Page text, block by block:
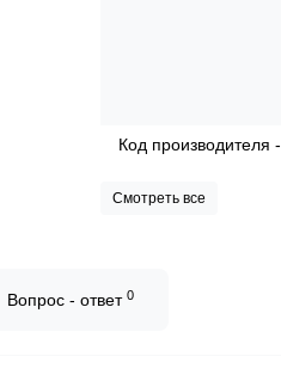
Код производителя -
Смотреть все
Вопрос - ответ 0